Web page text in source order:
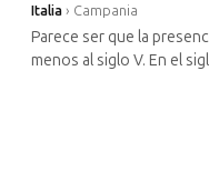
Italia › Campania
Parece ser que la
menos al siglo V. En el